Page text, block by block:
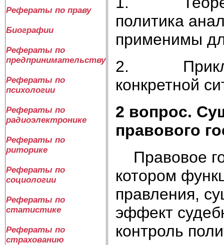
Рефераты по праву
Биографии
Рефераты по
предпринимательству
Рефераты по
психологии
Рефераты по
радиоэлектронике
Рефераты по
риторике
Рефераты по
социологии
Рефераты по
статистике
Рефераты по
страхованию
политика
применимы
2.
конкретной
2 вопрос.
правового
Правовое
котором
правления,
эффект
контроль